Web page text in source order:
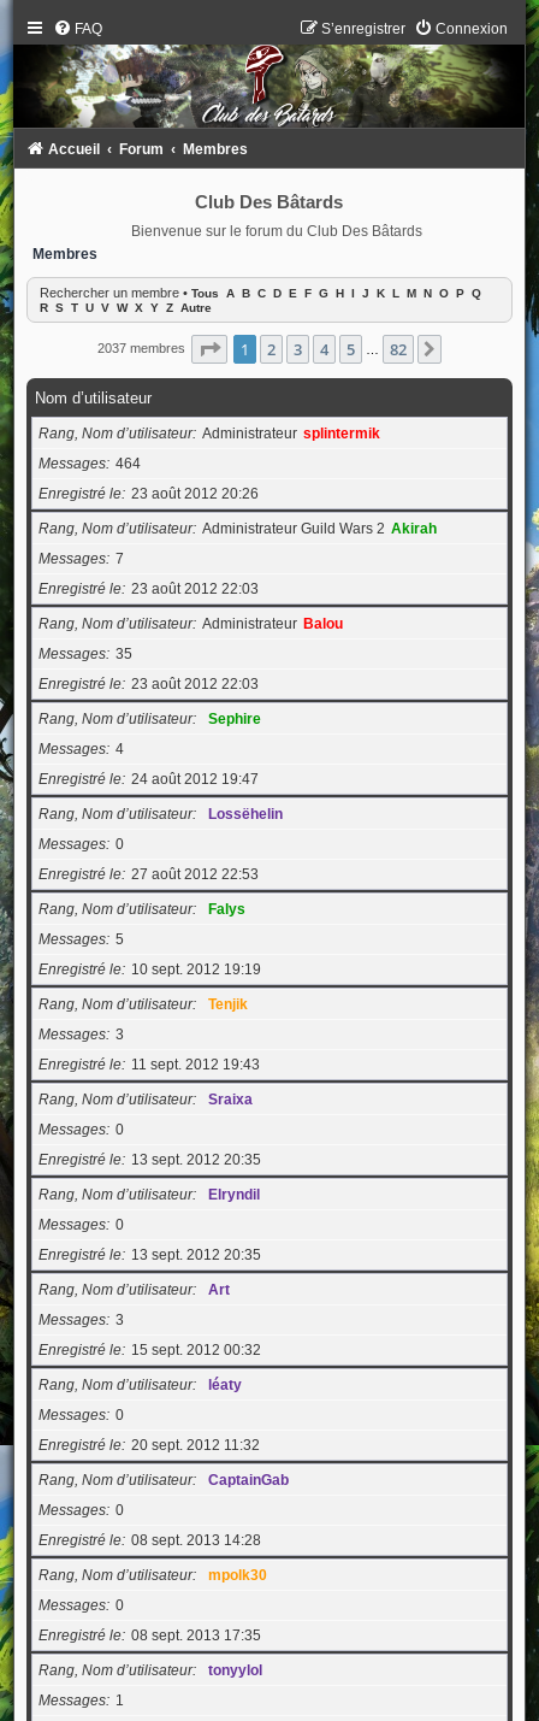
FAQ Connexion
S’enregistrer
Accueil Forum Membres
Club Des Bâtards
Bienvenue sur le forum du Club Des Bâtards
Membres
Rechercher un membre• Tous A B C D E F G H I J K L M N O P Q
R S T U V W X Y Z Autre
2037 membres Page 1sur82
1 2 3 4 5 82
Nom d’utilisateur
Rang, Nom d’utilisateur Administrateur splintermik
Messages 464
Enregistré le 23 août 2012 20:26
Rang, Nom d’utilisateur Administrateur Guild Wars 2 Akirah
Messages 7
Enregistré le 23 août 2012 22:03
Rang, Nom d’utilisateur Administrateur Balou
Messages 35
Enregistré le 23 août 2012 22:03
Rang, Nom d’utilisateur
Sephire
Messages 4
Enregistré le 24 août 2012 19:47
Rang, Nom d’utilisateur
Lossëhelin
Messages 0
Enregistré le 27 août 2012 22:53
Rang, Nom d’utilisateur
Falys
Messages 5
Enregistré le
10 sept. 2012 19:19
Rang, Nom d’utilisateur
Tenjik
Messages 3
Enregistré le
11 sept. 2012 19:43
Rang, Nom d’utilisateur
Sraixa
Messages 0
Enregistré le
13 sept. 2012 20:35
Rang, Nom d’utilisateur
Elryndil
Messages 0
Enregistré le
13 sept. 2012 20:35
Rang, Nom d’utilisateur
Art
Messages 3
Enregistré le
15 sept. 2012 00:32
Rang, Nom d’utilisateur
léaty
Messages 0
Enregistré le 20 sept. 2012 11:32
Rang, Nom d’utilisateur
CaptainGab
Messages 0
Enregistré le 08 sept. 2013 14:28
Rang, Nom d’utilisateur
mpolk30
Messages 0
Enregistré le 08 sept. 2013 17:35
Rang, Nom d’utilisateur
tonyylol
Messages
1